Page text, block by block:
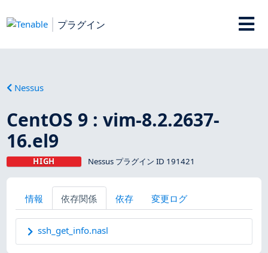
プラグイン
Nessus
CentOS 9 : vim-8.2.2637-
16.el9
HIGH Nessus プラグイン ID 191421
情報 依存関係 依存 変更ログ
ssh_get_info.nasl